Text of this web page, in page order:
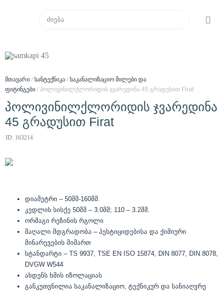
მთავარი / სანტექნიკა / საკანალიზაციო მილები და
ფიტინგები / პოლივინილქლორიდის ჯვარედინა 45 გრადუსით Firat
პოლივინილქლორიდის ჯვარედინა
45 გრადუსით Firat
ID: 163214
დიამეტრი – 50მმ-160მმ.
კედლის სისქე 50მმ – 3.0მმ; 110 – 3.2მმ.
ორმაგი რეზინის რგოლი
მაღალი მდგრადობა – პესტიციდებისა და ქიმიური
მინარევების მიმართ
სტანდარტი – TS 9937, TSE EN ISO 15874, DIN 8077, DIN 8078,
DVGW W544
ახდენს ხმის იზოლაციას
განკუთვნილია საკანალიზაციო, ტექნიკურ და სანიაღვრე